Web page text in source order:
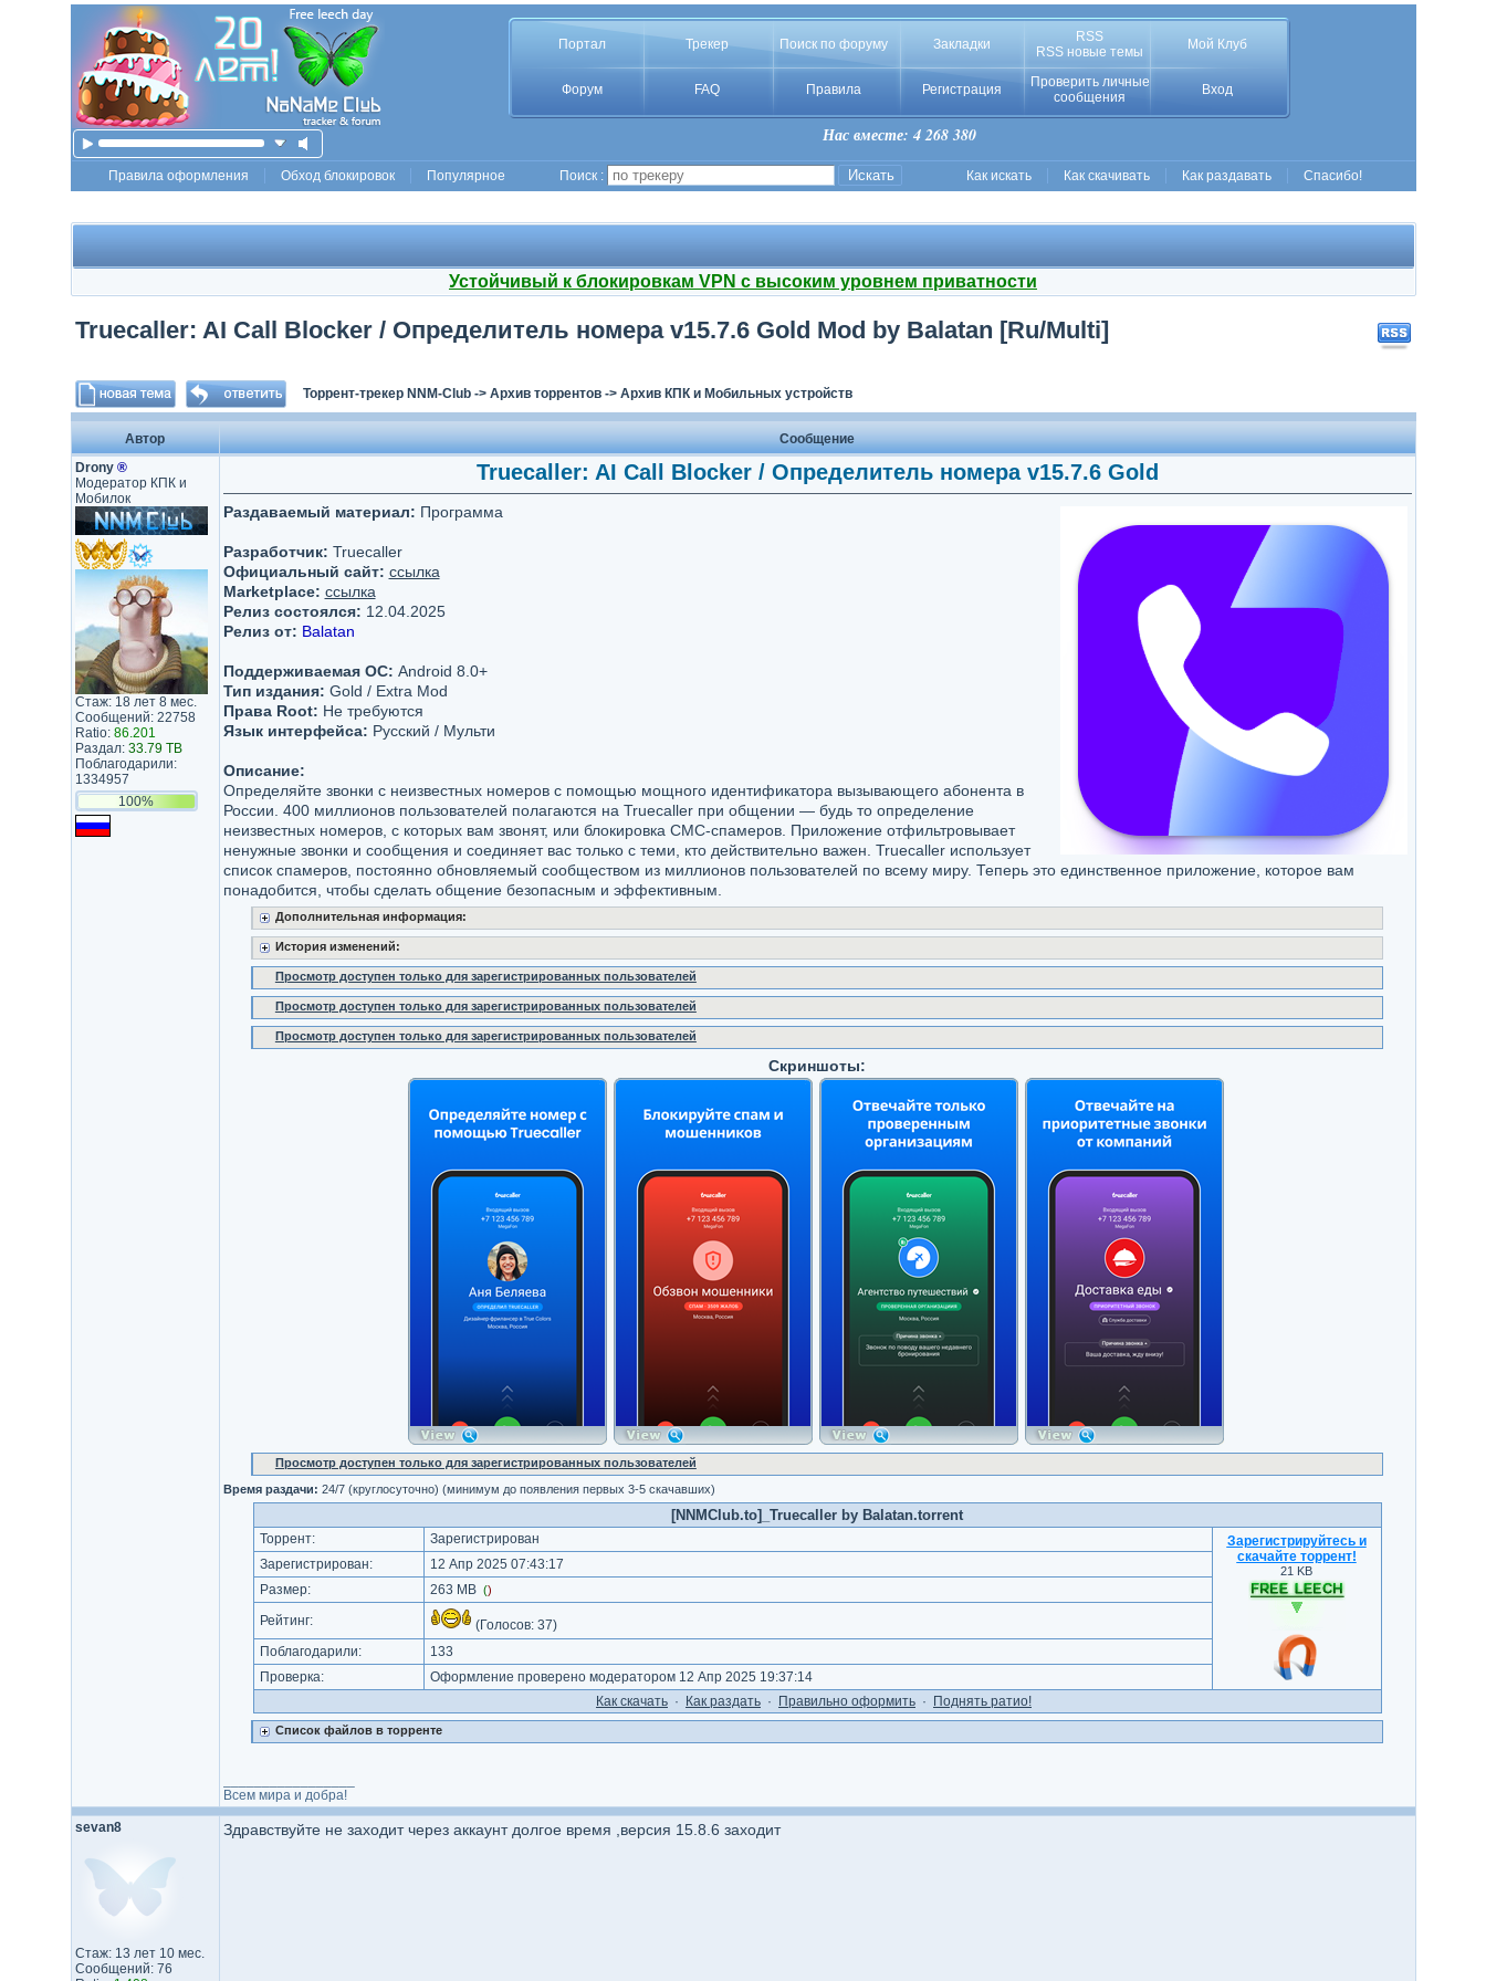
Портал Трекер Поиск по форуму Закладки
RSS
RSS новые темы
Мой Клуб
Форум FAQ Правила Регистрация
Проверить личные
сообщения
Вход
Нас вместе: 4 268 380
Правила оформления Обход блокировок Популярное Поиск : Как искать Как скачивать Как раздавать Спасибо!
Устойчивый к блокировкам VPN с высоким уровнем приватности
Truecaller: AI Call Blocker / Oпределитель номера v15.7.6 Gold Mod by Balatan [Ru/Multi]
Торрент-трекер NNM-Club-> Архив торрентов-> Архив КПК и Мобильных устройств
Автор
Сообщение
Drony ®
Модератор КПК и
Мобилок
Стаж: 18 лет 8 мес.
Сообщений: 22758
Ratio: 86.201
Раздал: 33.79 TB
Поблагодарили:
1334957
100%
Truecaller: AI Call Blocker / Oпределитель номера v15.7.6 Gold
Раздаваемый материал: Программа
Разработчик: Truecaller
Официальный сайт: ссылка
Marketplace: ссылка
Релиз состоялся: 12.04.2025
Релиз от: Balatan
Поддерживаемая ОС: Android 8.0+
Тип издания: Gold / Extra Mod
Права Root: Не требуются
Язык интерфейса: Русский / Мульти
Описание:
Определяйте звонки с неизвестных номеров с помощью мощного идентификатора вызывающего абонента в
России. 400 миллионов пользователей полагаются на Truecaller при общении — будь то определение
неизвестных номеров, с которых вам звонят, или блокировка СМС-спамеров. Приложение отфильтровывает
ненужные звонки и сообщения и соединяет вас только с теми, кто действительно важен. Truecaller использует
список спамеров, постоянно обновляемый сообществом из миллионов пользователей по всему миру. Теперь это единственное приложение, которое вам
понадобится, чтобы сделать общение безопасным и эффективным.
Дополнительная информация:
История изменений:
Просмотр доступен только для зарегистрированных пользователей
Просмотр доступен только для зарегистрированных пользователей
Просмотр доступен только для зарегистрированных пользователей
Скриншоты:
Просмотр доступен только для зарегистрированных пользователей
Время раздачи: 24/7 (круглосуточно) (минимум до появления первых 3-5 скачавших)
[NNMClub.to]_Truecaller by Balatan.torrent
Торрент: Зарегистрирован
Зарегистрируйтесь и
скачайте торрент!
21 KB
Зарегистрирован:
12 Апр 2025 07:43:17
Размер:
263 MB ()
Рейтинг: (Голосов: 37)
Поблагодарили:
133
Проверка:
Оформление проверено модератором 12 Апр 2025 19:37:14
Как cкачать · Как раздать · Правильно оформить · Поднять ратио!
Список файлов в торренте
Всем мира и добра!
sevan8
Стаж: 13 лет 10 мес.
Сообщений: 76
Здравствуйте не заходит через аккаунт долгое время ,версия 15.8.6 заходит